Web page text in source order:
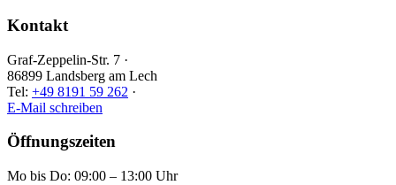
Kontakt
Graf-Zeppelin-Str. 7 ·
86899 Landsberg am Lech
Tel: +49 8191 59 262 ·
E-Mail schreiben
Öffnungszeiten
Mo bis Do: 09:00 – 13:00 Uhr